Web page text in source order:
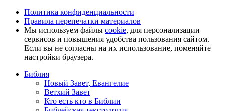
Политика конфиденциальности
Правила перепечатки материалов
Мы используем файлы cookie, для персонализации
сервисов и повышения удобства пользования сайтом.
Если вы не согласны на их использование, поменяйте
настройки браузера.
Библия
Новый Завет, Евангелие
Ветхий Завет
Кто есть кто в Библии